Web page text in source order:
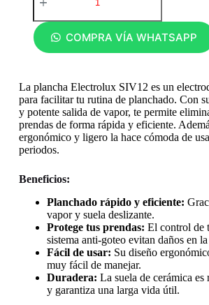
COMPRA VÍA WHATSAPP
La plancha Electrolux SIV12 es un
para facilitar tu rutina de planchado. Con
y potente salida de vapor, te permite
prendas de forma rápida y eficiente.
ergonómico y ligero la hace cómoda de
periodos.
Beneficios:
Planchado rápido y eficiente:
vapor y suela deslizante.
Protege tus prendas: El control de
sistema anti-goteo evitan daños en
Fácil de usar: Su diseño
muy fácil de manejar.
Duradera: La suela de cerámica es
y garantiza una larga vida útil.